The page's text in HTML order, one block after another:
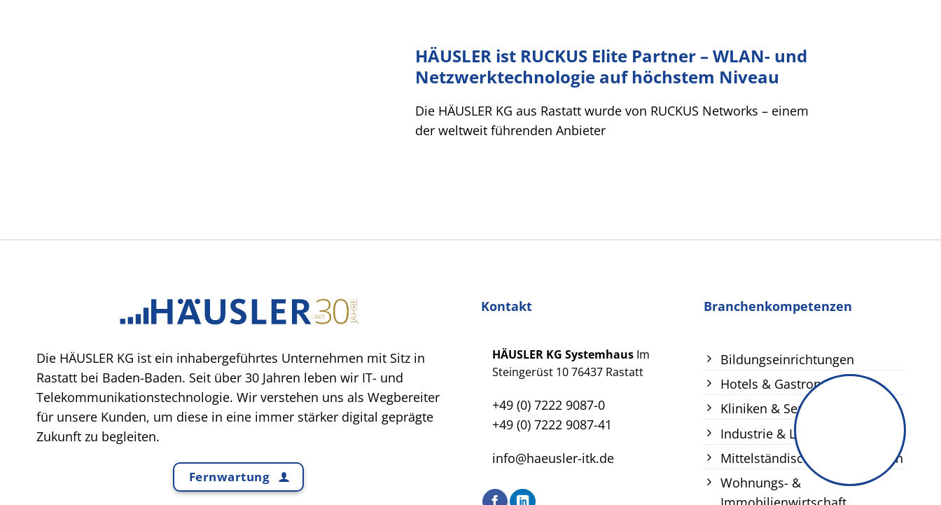
HÄUSLER ist RUCKUS Elite Partner – WLAN- und
Netzwerktechnologie auf höchstem Niveau
Die HÄUSLER KG aus Rastatt wurde von RUCKUS Networks – einem
der weltweit führenden Anbieter
Die HÄUSLER KG ist ein inhabergeführtes Unternehmen mit Sitz in
Rastatt bei Baden-Baden. Seit über 30 Jahren leben wir IT- und
Telekommunikationstechnologie. Wir verstehen uns als Wegbereiter
für unsere Kunden, um diese in eine immer stärker digital geprägte
Zukunft zu begleiten.
Fernwartung
Kontakt
HÄUSLER KG Systemhaus Im
Steingerüst 10 76437 Rastatt
+49 (0) 7222 9087-0
+49 (0) 7222 9087-41
info@haeusler-itk.de
Branchenkompetenzen
Bildungseinrichtungen
Hotels & Gastronomie
Kliniken & Seniorenheime
Industrie & Logistik
Mittelständische Unternehmen
Wohnungs- &